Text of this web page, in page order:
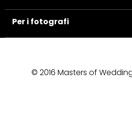
Per i fotografi
© 2016 Masters of